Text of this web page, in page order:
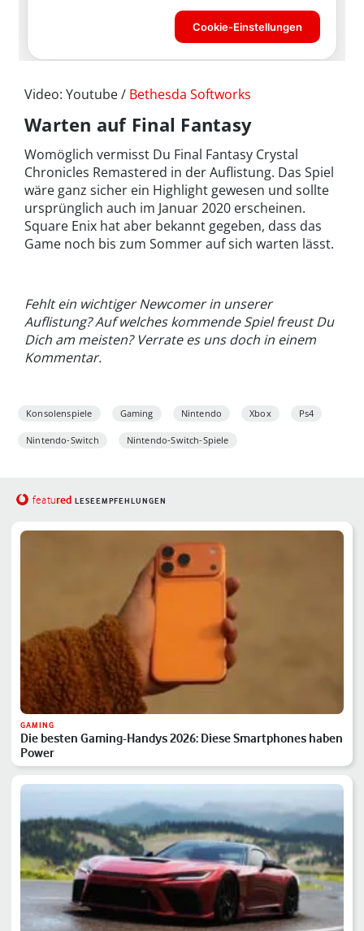
Video: Youtube / Bethesda Softworks
Warten auf Final Fantasy
Womöglich vermisst Du Final Fantasy Crystal
Chronicles Remastered in der Auflistung. Das Spiel
wäre ganz sicher ein Highlight gewesen und sollte
ursprünglich auch im Januar 2020 erscheinen.
Square Enix hat aber bekannt gegeben, dass das
Game noch bis zum Sommer auf sich warten lässt.
Fehlt ein wichtiger Newcomer in unserer
Auflistung? Auf welches kommende Spiel freust Du
Dich am meisten? Verrate es uns doch in einem
Kommentar.
Konsolenspiele Gaming Nintendo Xbox Ps4
Nintendo-Switch Nintendo-Switch-Spiele
featured LESEEMPFEHLUNGEN
GAMING
Die besten Gaming-Handys 2026: Diese Smartphones haben
Power